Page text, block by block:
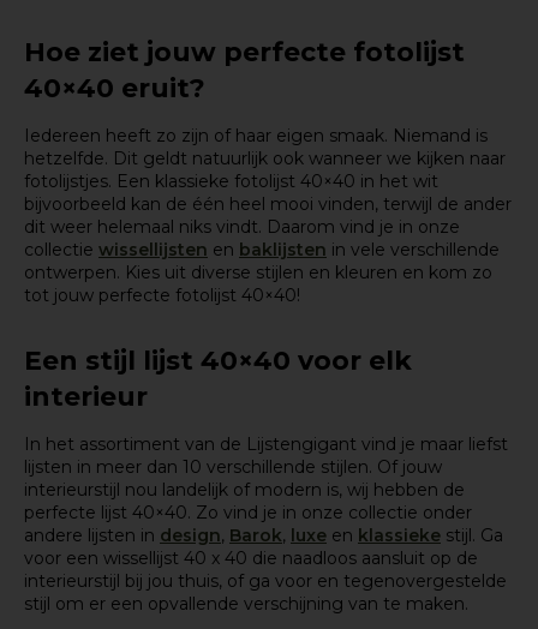
Hoe ziet jouw perfecte fotolijst
40×40 eruit?
Iedereen heeft zo zijn of haar eigen smaak. Niemand is
hetzelfde. Dit geldt natuurlijk ook wanneer we kijken naar
fotolijstjes. Een klassieke fotolijst 40×40 in het wit
bijvoorbeeld kan de één heel mooi vinden, terwijl de ander
dit weer helemaal niks vindt. Daarom vind je in onze
collectie wissellijsten en baklijsten in vele verschillende
ontwerpen. Kies uit diverse stijlen en kleuren en kom zo
tot jouw perfecte fotolijst 40×40!
Een stijl lijst 40×40 voor elk
interieur
In het assortiment van de Lijstengigant vind je maar liefst
lijsten in meer dan 10 verschillende stijlen. Of jouw
interieurstijl nou landelijk of modern is, wij hebben de
perfecte lijst 40×40. Zo vind je in onze collectie onder
andere lijsten in design, Barok, luxe en klassieke stijl. Ga
voor een wissellijst 40 x 40 die naadloos aansluit op de
interieurstijl bij jou thuis, of ga voor en tegenovergestelde
stijl om er een opvallende verschijning van te maken.